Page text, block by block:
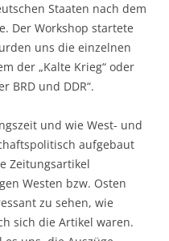
Staaten nach dem
Der Workshop startete
uns die einzelnen
der „Kalte Krieg“ oder
BRD und DDR“.
und wie West- und
aufgebaut
Zeitungsartikel
Westen bzw. Osten
zu sehen, wie
sich die Artikel waren.